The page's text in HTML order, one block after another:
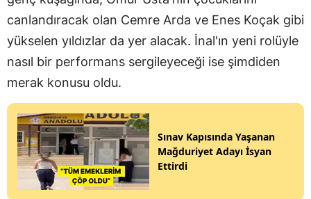
canlandıracak olan Cemre Arda ve Enes Koçak gibi
yükselen yıldızlar da yer alacak. İnal'ın yeni rolüyle
nasıl bir performans sergileyeceği ise şimdiden
merak konusu oldu.
Sınav Kapısında Yaşanan
Mağduriyet Adayı İsyan
Ettirdi